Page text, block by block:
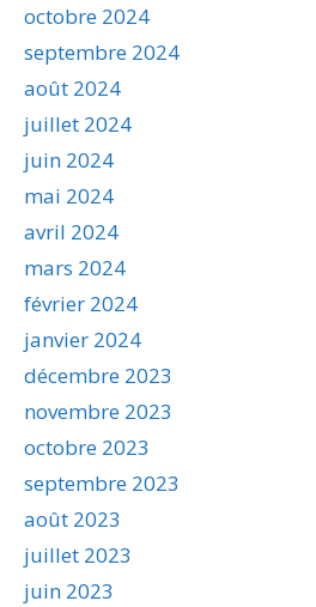
octobre 2024
septembre 2024
août 2024
juillet 2024
juin 2024
mai 2024
avril 2024
mars 2024
février 2024
janvier 2024
décembre 2023
novembre 2023
octobre 2023
septembre 2023
août 2023
juillet 2023
juin 2023